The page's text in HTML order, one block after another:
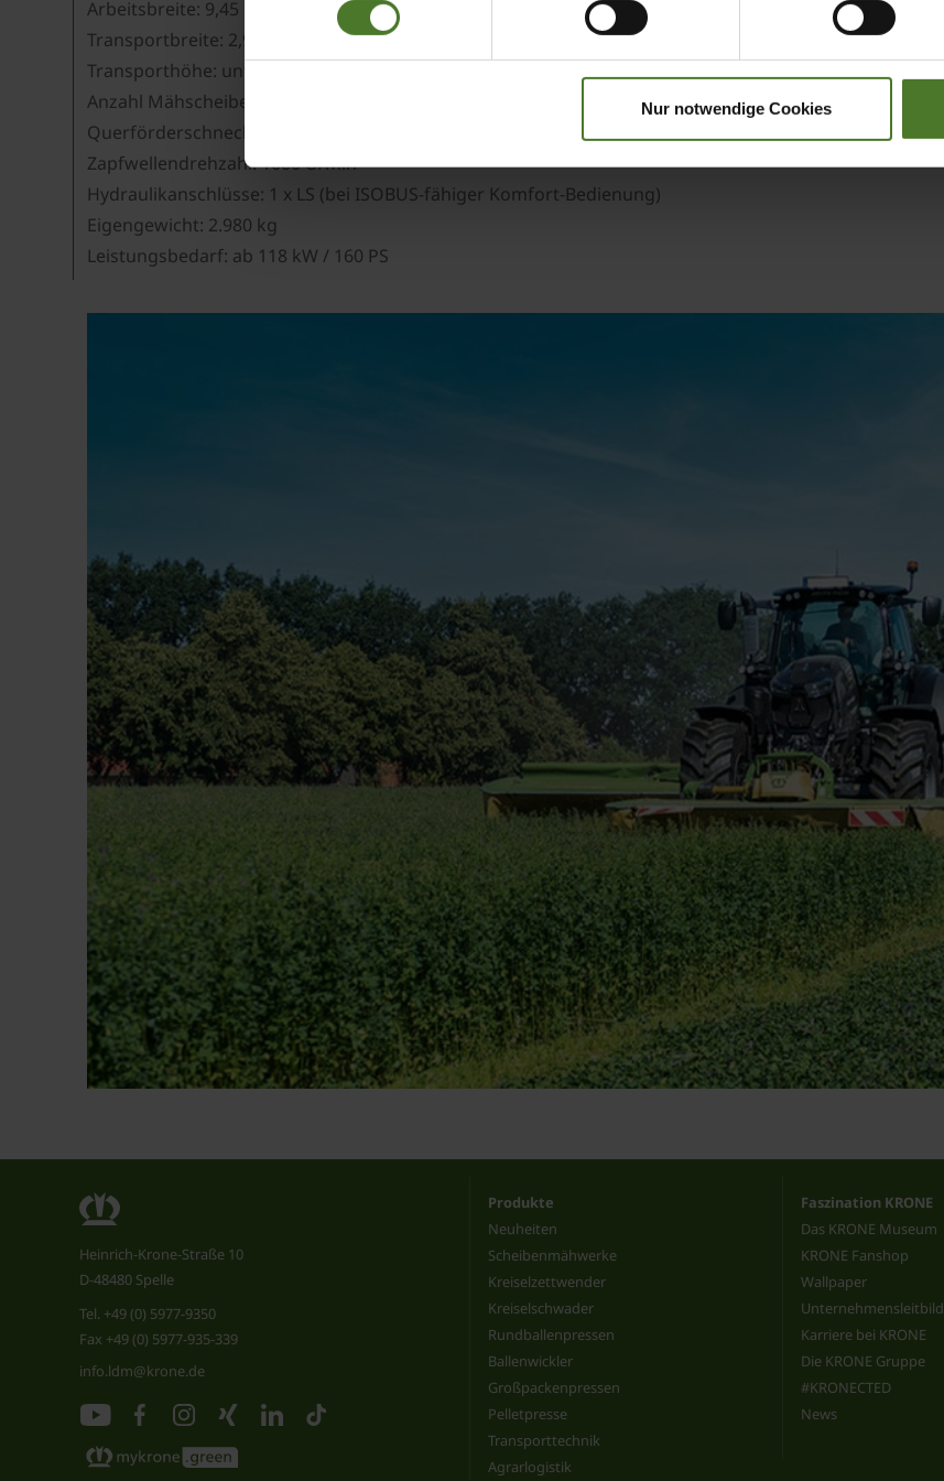
Impressum
Nur notwendige Cookies
Arbeitsbreite: 9,45 m (inkl. Frontmähwerk)
Transportbreite: 2,99 m
Transporthöhe: unter 4,00 m (bei 20 cm Bodenfreiheit)
Anzahl Mähscheiben/-trommeln: 12/4
Querförderschnecken: serienmäßig
Zapfwellendrehzahl: 1000 U/min
Hydraulikanschlüsse: 1 x LS (bei ISOBUS-fähiger Komfort-Bedienung)
Eigengewicht: 2.980 kg
Leistungsbedarf: ab 118 kW / 160 PS
Heinrich-Krone-Straße 10
D-48480 Spelle
Tel. +49 (0) 5977-9350
Fax +49 (0) 5977-935-339
info.ldm@krone.de
Produkte
Neuheiten
Scheibenmähwerke
Kreiselzettwender
Kreiselschwader
Rundballenpressen
Ballenwickler
Großpackenpressen
Pelletpresse
Transporttechnik
Agrarlogistik
Faszination KRONE
Das KRONE Museum
KRONE Fanshop
Wallpaper
Unternehmensleitbild
Karriere bei KRONE
Die KRONE Gruppe
#KRONECTED
News